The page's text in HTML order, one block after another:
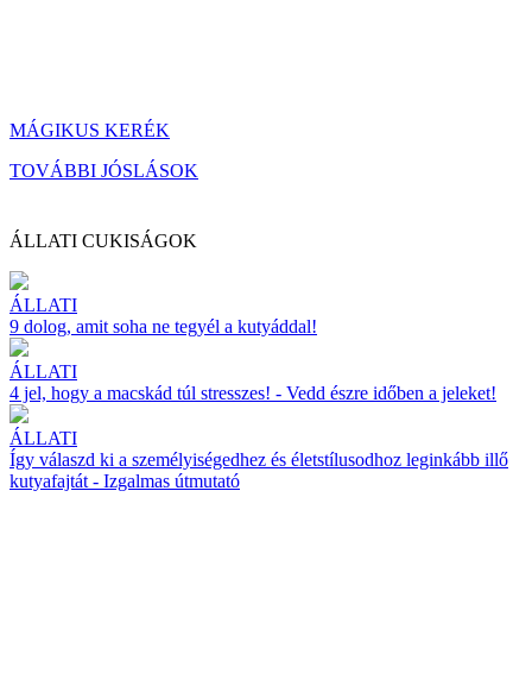
MÁGIKUS KERÉK
TOVÁBBI JÓSLÁSOK
ÁLLATI CUKISÁGOK
ÁLLATI
9 dolog, amit soha ne tegyél a kutyáddal!
ÁLLATI
4 jel, hogy a macskád túl stresszes! - Vedd észre időben a jeleket!
ÁLLATI
Így válaszd ki a személyiségedhez és életstílusodhoz leginkább illő
kutyafajtát - Izgalmas útmutató